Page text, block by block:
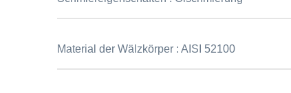
Material der Wälzkörper :AISI 52100